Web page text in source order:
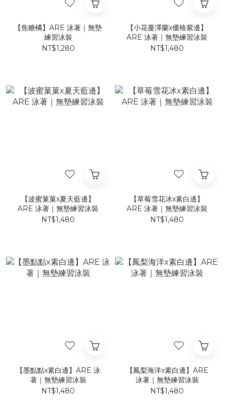
【焦糖橘】ARE 泳著｜無墊
練習泳裝
NT$1,280
【小花蔓澤蘭x優格紫邊】
ARE 泳著｜無墊練習泳裝
NT$1,480
【波蜜菓菓x夏天藍邊】
ARE 泳著｜無墊練習泳裝
NT$1,480
【草莓雪花冰x素白邊】
ARE 泳著｜無墊練習泳裝
NT$1,480
【墨點點x素白邊】ARE 泳
著｜無墊練習泳裝
NT$1,480
【鳳梨海洋x素白邊】ARE
泳著｜無墊練習泳裝
NT$1,480